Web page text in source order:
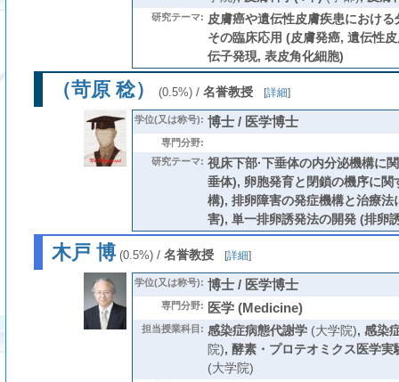
研究テーマ: 皮膚癌や遺伝性皮膚疾患におけ
その臨床応用 (皮膚発癌, 遺伝性
伝子発現, 表皮角化細胞)
（苛原 稔） (0.5%)/ 名誉教授 [詳細]
学位(又は称号): 博士 / 医学博士
専門分野:
研究テーマ: 視床下部·下垂体の内分泌機構に
垂体), 卵胞発育と閉鎖の機序に関
構), 排卵障害の発症機構と治療法
害), 単一排卵誘発法の開発 (排卵
木戸 博(0.5%)/ 名誉教授 [詳細]
学位(又は称号): 博士 / 医学博士
専門分野: 医学 (Medicine)
担当授業科目: 感染症病態代謝学(大学院), 感染
院), 酵素・プロテオミクス医学実
(大学院)